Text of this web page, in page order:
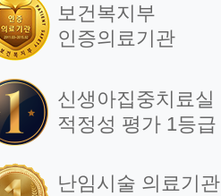
보건복지부
인증의료기관
신생아집중치료실
적정성 평가 1등급
난임시술 의료기관